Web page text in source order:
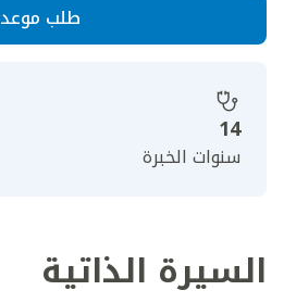
طلب موعد
14
سنوات الخبرة
السيرة الذاتية